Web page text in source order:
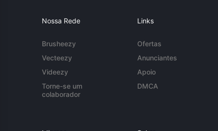
Nossa Rede
Brusheezy
Vecteezy
Videezy
Torne-se um
colaborador
Links
Ofertas
Anunciantes
Apoio
DMCA